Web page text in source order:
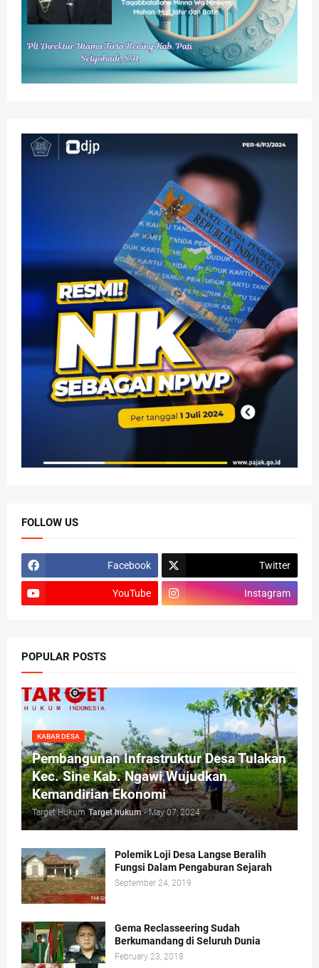
FOLLOW US
Facebook Twitter
YouTube Instagram
POPULAR POSTS
KABAR DESA
Pembangunan Infrastruktur Desa Tulakan
Kec. Sine Kab. Ngawi Wujudkan
Kemandirian Ekonomi
Target Hukum Target hukum - May 07, 2024
Polemik Loji Desa Langse Beralih
Fungsi Dalam Pengaburan Sejarah
September 24, 2019
Gema Reclasseering Sudah
Berkumandang di Seluruh Dunia
February 23, 2018